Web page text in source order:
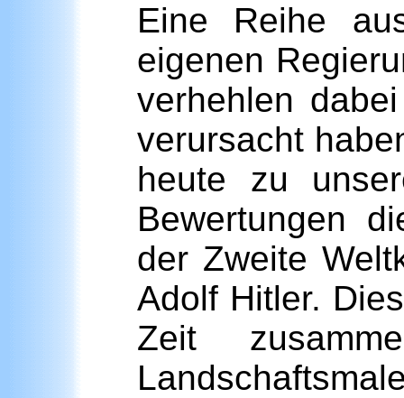
Eine Reihe
eigenen
verhehlen
verursacht
heute zu
Bewertungen
der Zweite
Adolf Hitler.
Zeit